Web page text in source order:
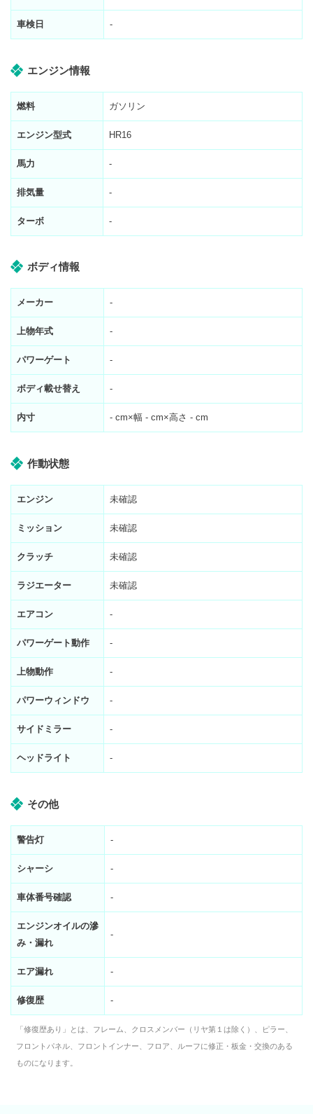
車検日 -
エンジン情報
燃料 ガソリン
エンジン型式 HR16
馬力 -
排気量 -
ターボ -
ボディ情報
メーカー -
上物年式 -
パワーゲート -
ボディ載せ替え -
内寸 - cm×幅 - cm×高さ - cm
作動状態
エンジン 未確認
ミッション 未確認
クラッチ 未確認
ラジエーター 未確認
エアコン -
パワーゲート動作 -
上物動作 -
パワーウィンドウ -
サイドミラー -
ヘッドライト -
その他
警告灯 -
シャーシ -
車体番号確認 -
エンジンオイルの滲
み・漏れ
-
エア漏れ -
修復歴 -
「修復歴あり」とは、フレーム、クロスメンバー（リヤ第１は除く）、ピラー、
フロントパネル、フロントインナー、フロア、ルーフに修正・板金・交換のある
ものになります。